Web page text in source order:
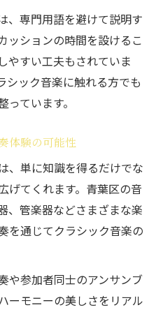
、専門用語を避けて説明す
ッションの時間を設けるこ
やすい工夫もされていま
シック音楽に触れる方でも
ています。
体験の可能性
、単に知識を得るだけでな
げてくれます。青葉区の音
、管楽器などさまざまな楽
を通じてクラシック音楽の
や参加者同士のアンサンブ
ーモニーの美しさをリアル